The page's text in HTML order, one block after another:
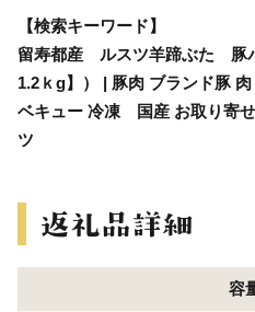
【検索キーワード】
留寿都産 ルスツ羊蹄ぶた 豚
1.2ｋg】） | 豚肉 ブランド豚
ベキュー 冷凍 国産 お取り寄
ツ
容